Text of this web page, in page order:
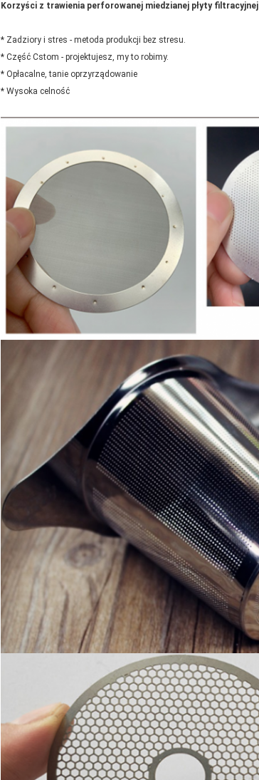
Korzyści z trawienia perforowanej miedzianej płyty filtracyjnej
* Zadziory i stres - metoda produkcji bez stresu.
* Część Cstom - projektujesz, my to robimy.
* Opłacalne, tanie oprzyrządowanie
* Wysoka celność